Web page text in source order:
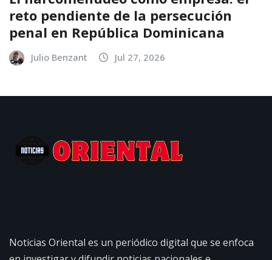
reto pendiente de la persecución
penal en República Dominicana
Julio Benzant Jul 27, 2026
Noticias Oriental es un periódico digital que se enfoca